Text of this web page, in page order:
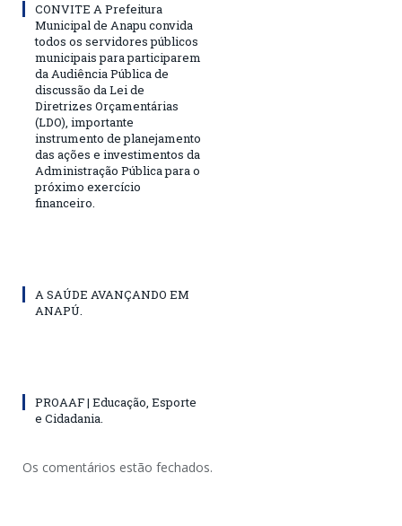
CONVITE A Prefeitura
Municipal de Anapu convida
todos os servidores públicos
municipais para participarem
da Audiência Pública de
discussão da Lei de
Diretrizes Orçamentárias
(LDO), importante
instrumento de planejamento
das ações e investimentos da
Administração Pública para o
próximo exercício
financeiro.
A SAÚDE AVANÇANDO EM
ANAPÚ.
PROAAF | Educação, Esporte
e Cidadania.
Os comentários estão fechados.